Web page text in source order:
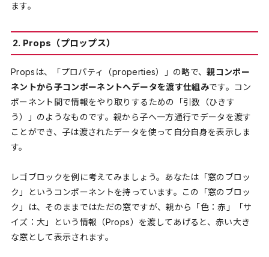
ます。
2. Props（プロップス）
Propsは、「プロパティ（properties）」の略で、親コンポー
ネントから子コンポーネントへデータを渡す仕組みです。コン
ポーネント間で情報をやり取りするための「引数（ひきす
う）」のようなものです。親から子へ一方通行でデータを渡す
ことができ、子は渡されたデータを使って自分自身を表示しま
す。
レゴブロックを例に考えてみましょう。あなたは「窓のブロッ
ク」というコンポーネントを持っています。この「窓のブロッ
ク」は、そのままではただの窓ですが、親から「色：赤」「サ
イズ：大」という情報（Props）を渡してあげると、赤い大き
な窓として表示されます。